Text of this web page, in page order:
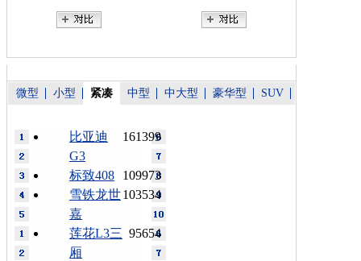
微型 小型 紧凑 中型 中大型 豪华型 SUV
161399
比亚迪
G3
109973
标致408
103534
雪铁龙世
嘉
95654
莲花L3三
厢